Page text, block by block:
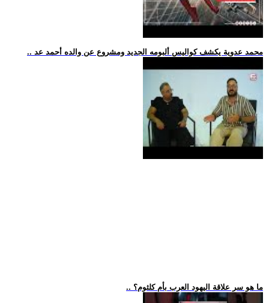
.. محمد عدوية يكشف كواليس ألبومه الجديد ومشروع عن والده أحمد عد
.. ما هو سر علاقة اليهود العرب بأم كلثوم؟